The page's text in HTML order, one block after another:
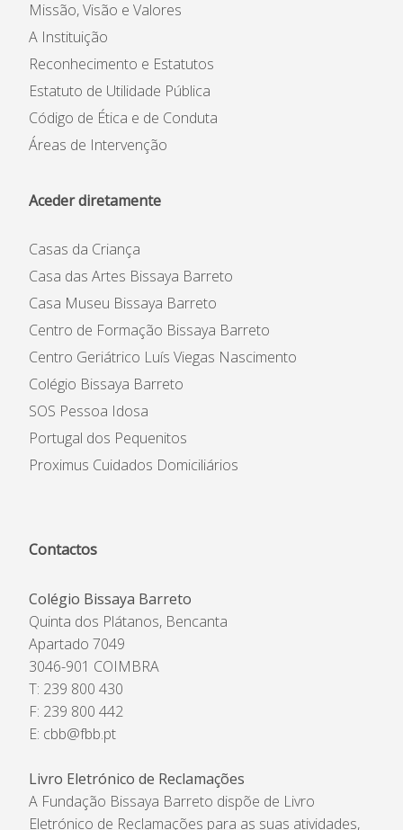
Missão, Visão e Valores
A Instituição
Reconhecimento e Estatutos
Estatuto de Utilidade Pública
Código de Ética e de Conduta
Áreas de Intervenção
Aceder diretamente
Casas da Criança
Casa das Artes Bissaya Barreto
Casa Museu Bissaya Barreto
Centro de Formação Bissaya Barreto
Centro Geriátrico Luís Viegas Nascimento
Colégio Bissaya Barreto
SOS Pessoa Idosa
Portugal dos Pequenitos
Proximus Cuidados Domiciliários
Contactos
Colégio Bissaya Barreto
Quinta dos Plátanos, Bencanta
Apartado 7049
3046-901 COIMBRA
T: 239 800 430
F: 239 800 442
E: cbb@fbb.pt
Livro Eletrónico de Reclamações
A Fundação Bissaya Barreto dispõe de Livro
Eletrónico de Reclamações para as suas atividades,